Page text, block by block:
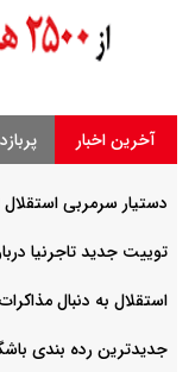
آخرین اخبار
دستیار سرمربی استقلال
توییت جدید تاجرنیا
استقلال به دنبال
جدیدترین رده بندی